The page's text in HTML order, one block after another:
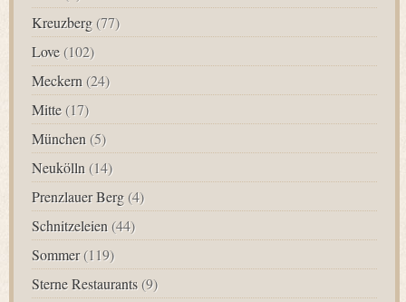
Kreuzberg (77)
Love (102)
Meckern (24)
Mitte (17)
München (5)
Neukölln (14)
Prenzlauer Berg (4)
Schnitzeleien (44)
Sommer(119)
Sterne Restaurants (9)